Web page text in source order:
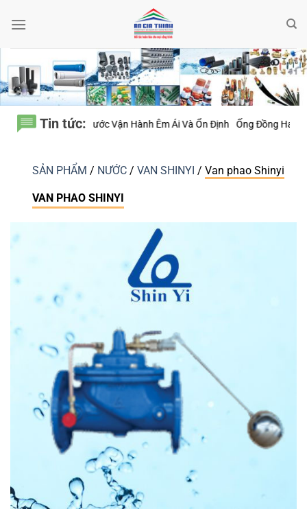
qua
Tin tức:
Vận Hành Êm Ái Và Ổn Định Ống Đồng Hailiang – Một Chi Tiết Nhỏ
SẢN PHẨM / NƯỚC / VAN SHINYI / Van phao Shinyi
VAN PHAO SHINYI